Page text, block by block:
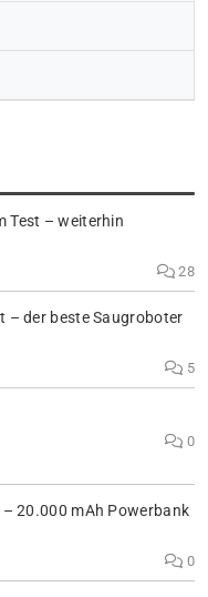
Test – weiterhin
28
– der beste Saugroboter
5
0
20.000 mAh Powerbank
0